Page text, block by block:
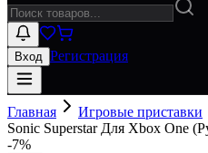
Вход Регистрация
Главная Игровые приставки
Sonic Superstar Для Xbox One
-7%